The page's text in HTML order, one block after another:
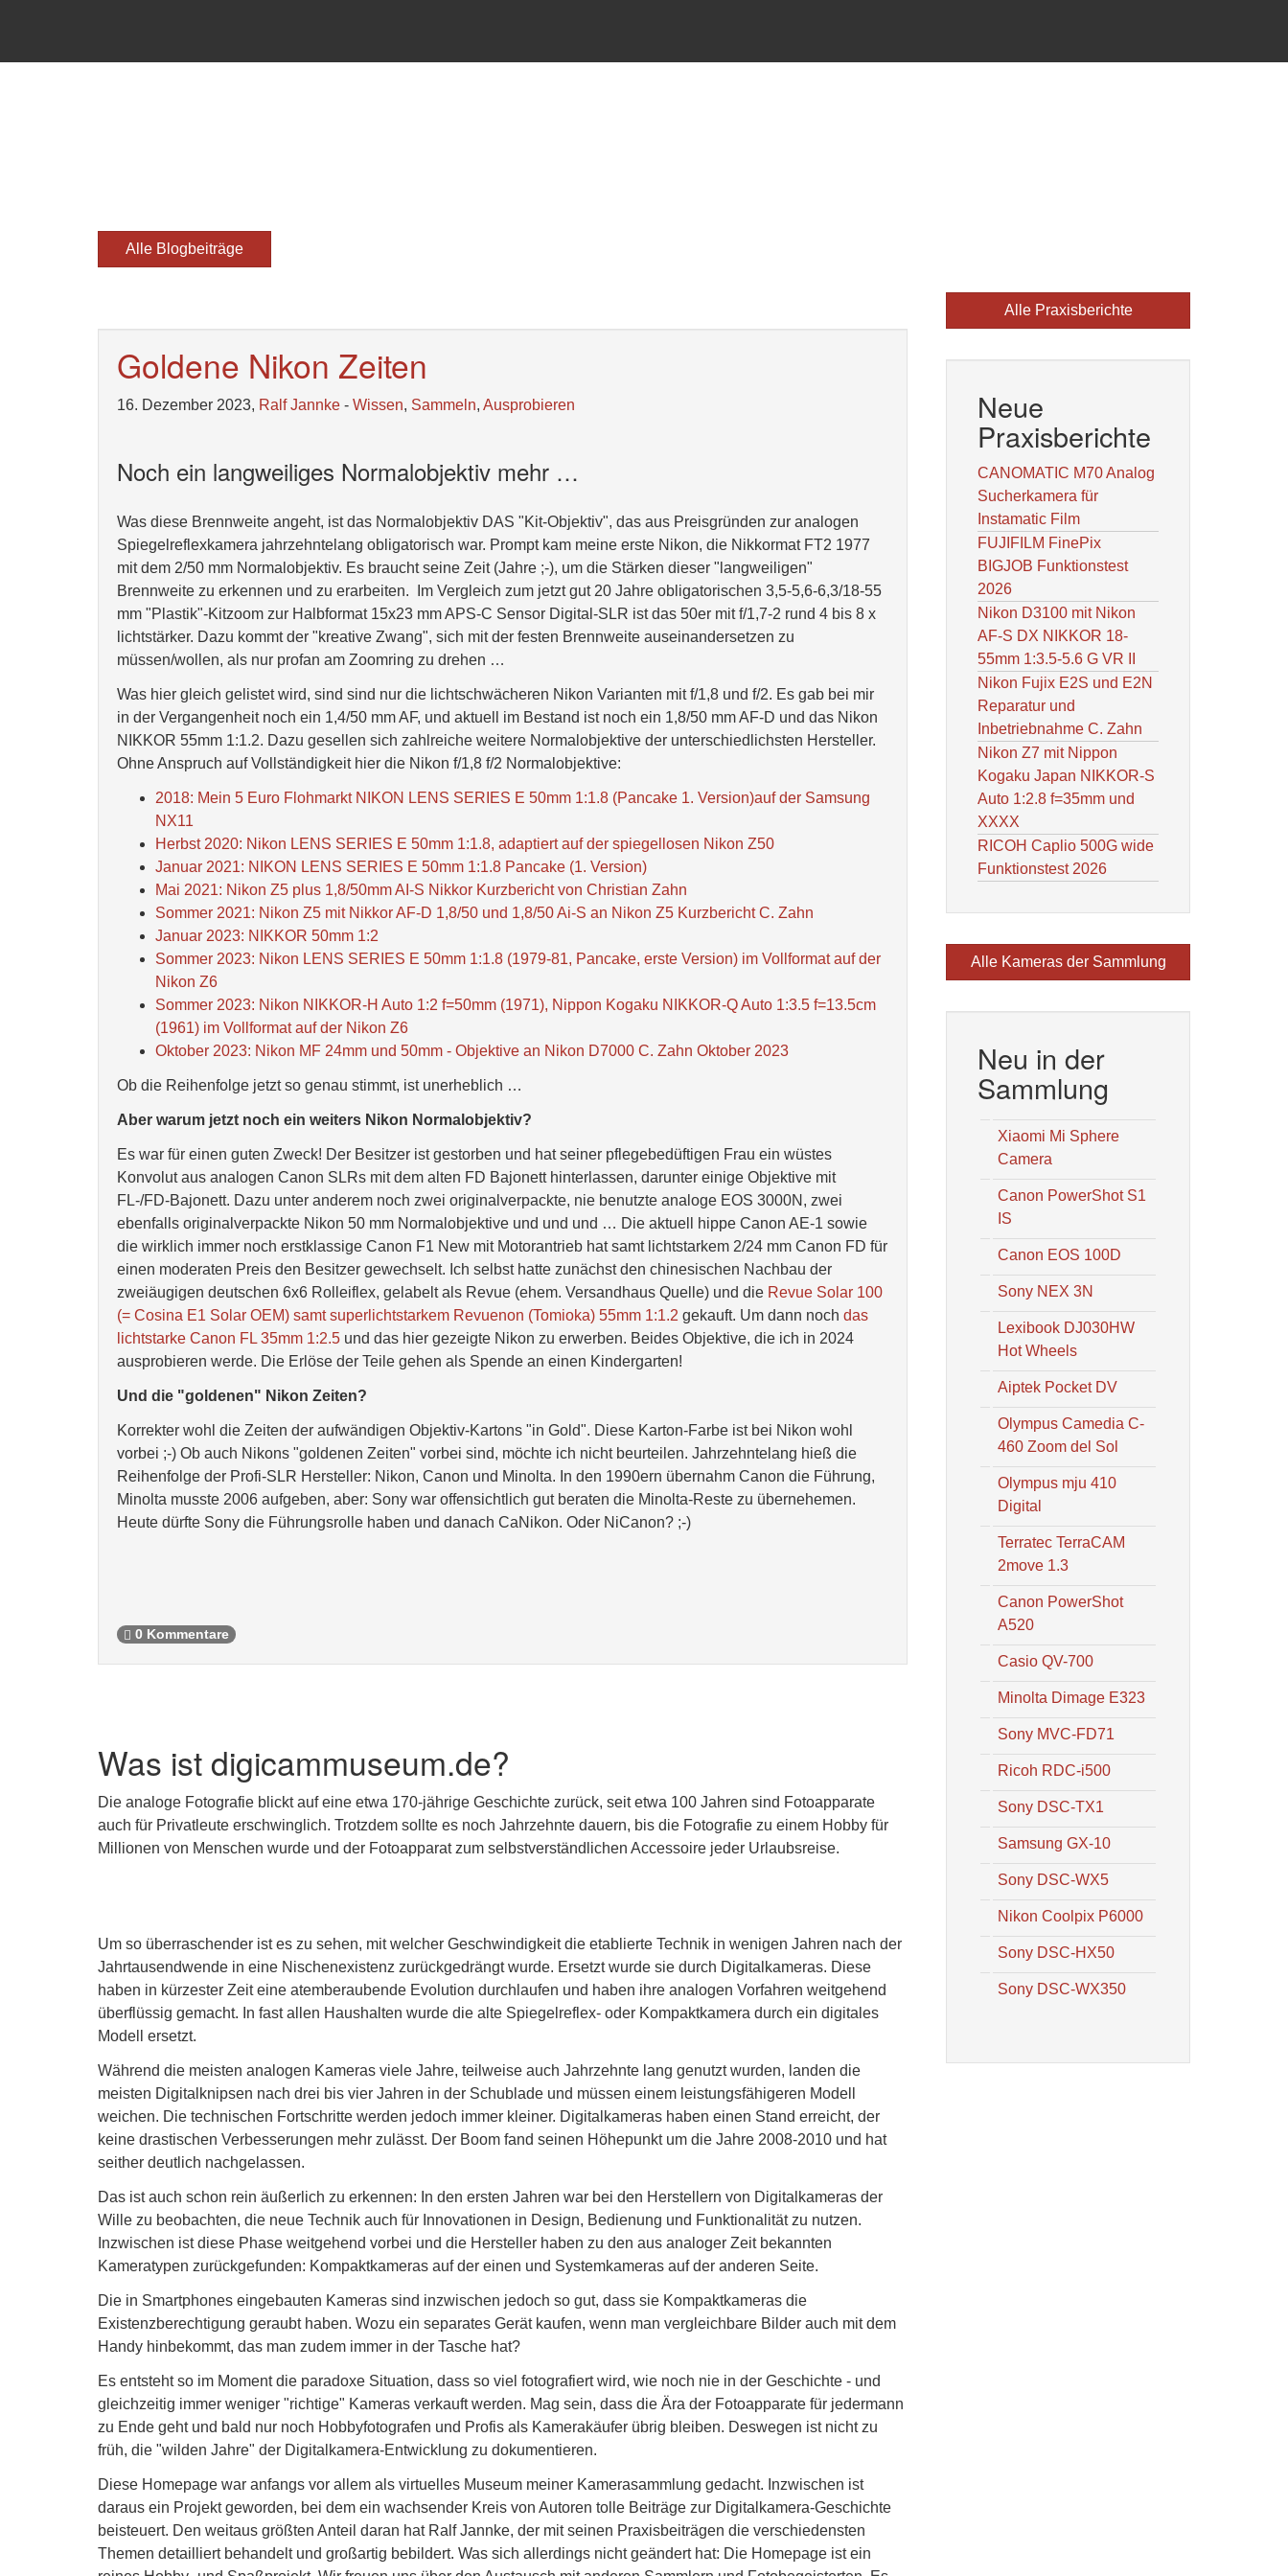
Alle Blogbeiträge
Goldene Nikon Zeiten
16. Dezember 2023, Ralf Jannke - Wissen, Sammeln, Ausprobieren
Noch ein langweiliges Normalobjektiv mehr …
Was diese Brennweite angeht, ist das Normalobjektiv DAS "Kit-Objektiv", das aus Preisgründen zur analogen
Spiegelreflexkamera jahrzehntelang obligatorisch war. Prompt kam meine erste Nikon, die Nikkormat FT2 1977
mit dem 2/50 mm Normalobjektiv. Es braucht seine Zeit (Jahre ;-), um die Stärken dieser "langweiligen"
Brennweite zu erkennen und zu erarbeiten. Im Vergleich zum jetzt gut 20 Jahre obligatorischen 3,5-5,6-6,3/18-55
mm "Plastik"-Kitzoom zur Halbformat 15x23 mm APS-C Sensor Digital-SLR ist das 50er mit f/1,7-2 rund 4 bis 8 x
lichtstärker. Dazu kommt der "kreative Zwang", sich mit der festen Brennweite auseinandersetzen zu
müssen/wollen, als nur profan am Zoomring zu drehen …
Was hier gleich gelistet wird, sind sind nur die lichtschwächeren Nikon Varianten mit f/1,8 und f/2. Es gab bei mir
in der Vergangenheit noch ein 1,4/50 mm AF, und aktuell im Bestand ist noch ein 1,8/50 mm AF-D und das Nikon
NIKKOR 55mm 1:1.2. Dazu gesellen sich zahlreiche weitere Normalobjektive der unterschiedlichsten Hersteller.
Ohne Anspruch auf Vollständigkeit hier die Nikon f/1,8 f/2 Normalobjektive:
2018: Mein 5 Euro Flohmarkt NIKON LENS SERIES E 50mm 1:1.8 (Pancake 1. Version)auf der Samsung
NX11
Herbst 2020: Nikon LENS SERIES E 50mm 1:1.8, adaptiert auf der spiegellosen Nikon Z50
Januar 2021: NIKON LENS SERIES E 50mm 1:1.8 Pancake (1. Version)
Mai 2021: Nikon Z5 plus 1,8/50mm AI-S Nikkor Kurzbericht von Christian Zahn
Sommer 2021: Nikon Z5 mit Nikkor AF-D 1,8/50 und 1,8/50 Ai-S an Nikon Z5 Kurzbericht C. Zahn
Januar 2023: NIKKOR 50mm 1:2
Sommer 2023: Nikon LENS SERIES E 50mm 1:1.8 (1979-81, Pancake, erste Version) im Vollformat auf der
Nikon Z6
Sommer 2023: Nikon NIKKOR-H Auto 1:2 f=50mm (1971), Nippon Kogaku NIKKOR-Q Auto 1:3.5 f=13.5cm
(1961) im Vollformat auf der Nikon Z6
Oktober 2023: Nikon MF 24mm und 50mm - Objektive an Nikon D7000 C. Zahn Oktober 2023
Ob die Reihenfolge jetzt so genau stimmt, ist unerheblich …
Aber warum jetzt noch ein weiters Nikon Normalobjektiv?
Es war für einen guten Zweck! Der Besitzer ist gestorben und hat seiner pflegebedüftigen Frau ein wüstes
Konvolut aus analogen Canon SLRs mit dem alten FD Bajonett hinterlassen, darunter einige Objektive mit
FL-/FD-Bajonett. Dazu unter anderem noch zwei originalverpackte, nie benutzte analoge EOS 3000N, zwei
ebenfalls originalverpackte Nikon 50 mm Normalobjektive und und und … Die aktuell hippe Canon AE-1 sowie
die wirklich immer noch erstklassige Canon F1 New mit Motorantrieb hat samt lichtstarkem 2/24 mm Canon FD für
einen moderaten Preis den Besitzer gewechselt. Ich selbst hatte zunächst den chinesischen Nachbau der
zweiäugigen deutschen 6x6 Rolleiflex, gelabelt als Revue (ehem. Versandhaus Quelle) und die Revue Solar 100
(= Cosina E1 Solar OEM) samt superlichtstarkem Revuenon (Tomioka) 55mm 1:1.2 gekauft. Um dann noch das
lichtstarke Canon FL 35mm 1:2.5 und das hier gezeigte Nikon zu erwerben. Beides Objektive, die ich in 2024
ausprobieren werde. Die Erlöse der Teile gehen als Spende an einen Kindergarten!
Und die "goldenen" Nikon Zeiten?
Korrekter wohl die Zeiten der aufwändigen Objektiv-Kartons "in Gold". Diese Karton-Farbe ist bei Nikon wohl
vorbei ;-) Ob auch Nikons "goldenen Zeiten" vorbei sind, möchte ich nicht beurteilen. Jahrzehntelang hieß die
Reihenfolge der Profi-SLR Hersteller: Nikon, Canon und Minolta. In den 1990ern übernahm Canon die Führung,
Minolta musste 2006 aufgeben, aber: Sony war offensichtlich gut beraten die Minolta-Reste zu übernehemen.
Heute dürfte Sony die Führungsrolle haben und danach CaNikon. Oder NiCanon? ;-)
0 Kommentare
Was ist digicammuseum.de?
Die analoge Fotografie blickt auf eine etwa 170-jährige Geschichte zurück, seit etwa 100 Jahren sind Fotoapparate
auch für Privatleute erschwinglich. Trotzdem sollte es noch Jahrzehnte dauern, bis die Fotografie zu einem Hobby für
Millionen von Menschen wurde und der Fotoapparat zum selbstverständlichen Accessoire jeder Urlaubsreise.
Um so überraschender ist es zu sehen, mit welcher Geschwindigkeit die etablierte Technik in wenigen Jahren nach der
Jahrtausendwende in eine Nischenexistenz zurückgedrängt wurde. Ersetzt wurde sie durch Digitalkameras. Diese
haben in kürzester Zeit eine atemberaubende Evolution durchlaufen und haben ihre analogen Vorfahren weitgehend
überflüssig gemacht. In fast allen Haushalten wurde die alte Spiegelreflex- oder Kompaktkamera durch ein digitales
Modell ersetzt.
Während die meisten analogen Kameras viele Jahre, teilweise auch Jahrzehnte lang genutzt wurden, landen die
meisten Digitalknipsen nach drei bis vier Jahren in der Schublade und müssen einem leistungsfähigeren Modell
weichen. Die technischen Fortschritte werden jedoch immer kleiner. Digitalkameras haben einen Stand erreicht, der
keine drastischen Verbesserungen mehr zulässt. Der Boom fand seinen Höhepunkt um die Jahre 2008-2010 und hat
seither deutlich nachgelassen.
Das ist auch schon rein äußerlich zu erkennen: In den ersten Jahren war bei den Herstellern von Digitalkameras der
Wille zu beobachten, die neue Technik auch für Innovationen in Design, Bedienung und Funktionalität zu nutzen.
Inzwischen ist diese Phase weitgehend vorbei und die Hersteller haben zu den aus analoger Zeit bekannten
Kameratypen zurückgefunden: Kompaktkameras auf der einen und Systemkameras auf der anderen Seite.
Die in Smartphones eingebauten Kameras sind inzwischen jedoch so gut, dass sie Kompaktkameras die
Existenzberechtigung geraubt haben. Wozu ein separates Gerät kaufen, wenn man vergleichbare Bilder auch mit dem
Handy hinbekommt, das man zudem immer in der Tasche hat?
Es entsteht so im Moment die paradoxe Situation, dass so viel fotografiert wird, wie noch nie in der Geschichte - und
gleichzeitig immer weniger "richtige" Kameras verkauft werden. Mag sein, dass die Ära der Fotoapparate für jedermann
zu Ende geht und bald nur noch Hobbyfotografen und Profis als Kamerakäufer übrig bleiben. Deswegen ist nicht zu
früh, die "wilden Jahre" der Digitalkamera-Entwicklung zu dokumentieren.
Diese Homepage war anfangs vor allem als virtuelles Museum meiner Kamerasammlung gedacht. Inzwischen ist
daraus ein Projekt geworden, bei dem ein wachsender Kreis von Autoren tolle Beiträge zur Digitalkamera-Geschichte
beisteuert. Den weitaus größten Anteil daran hat Ralf Jannke, der mit seinen Praxisbeiträgen die verschiedensten
Themen detailliert behandelt und großartig bebildert. Was sich allerdings nicht geändert hat: Die Homepage ist ein
Alle Praxisberichte
Neue
Praxisberichte
CANOMATIC M70 Analog
Sucherkamera für
Instamatic Film
FUJIFILM FinePix
BIGJOB Funktionstest
2026
Nikon D3100 mit Nikon
AF-S DX NIKKOR 18-
55mm 1:3.5-5.6 G VR II
Nikon Fujix E2S und E2N
Reparatur und
Inbetriebnahme C. Zahn
Nikon Z7 mit Nippon
Kogaku Japan NIKKOR-S
Auto 1:2.8 f=35mm und
XXXX
RICOH Caplio 500G wide
Funktionstest 2026
Alle Kameras der Sammlung
Neu in der
Sammlung
Xiaomi Mi Sphere
Camera
Canon PowerShot S1
IS
Canon EOS 100D
Sony NEX 3N
Lexibook DJ030HW
Hot Wheels
Aiptek Pocket DV
Olympus Camedia C-
460 Zoom del Sol
Olympus mju 410
Digital
Terratec TerraCAM
2move 1.3
Canon PowerShot
A520
Casio QV-700
Minolta Dimage E323
Sony MVC-FD71
Ricoh RDC-i500
Sony DSC-TX1
Samsung GX-10
Sony DSC-WX5
Nikon Coolpix P6000
Sony DSC-HX50
Sony DSC-WX350